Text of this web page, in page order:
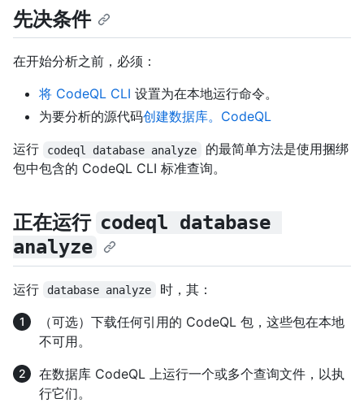
先决条件
在开始分析之前，必须：
将 CodeQL CLI 设置为在本地运行命令。
为要分析的源代码创建数据库。CodeQL
运行
codeql database analyze
的最简单方法是使用捆绑
包中包含的 CodeQL CLI 标准查询。
正在运行 codeql database
analyze
运行 database analyze
时，其：
（可选）下载任何引用的 CodeQL 包，这些包在本地
不可用。
在数据库 CodeQL 上运行一个或多个查询文件，以执
行它们。